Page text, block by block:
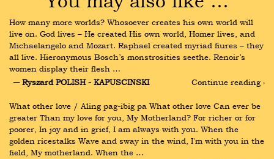
How many more worlds? Whosoever creates his own world will
live on. God lives – He created His own world, Homer lives, and
Michaelangelo and Mozart. Raphael created myriad fiures – they
all live. Hieronymous Bosch’s monstrosities seethe. Renoir’s
women display their flesh …
― Ryszard POLISH - KAPUSCINSKI
Continue reading ›
What other love / Aling pag-ibig pa What other love Can ever be
greater Than my love for you, My Motherland? For richer or for
poorer, In joy and in grief, I am always with you. When the
golden ricestalks Wave and sway in the wind, I'm with you in the
field, My motherland. When the …